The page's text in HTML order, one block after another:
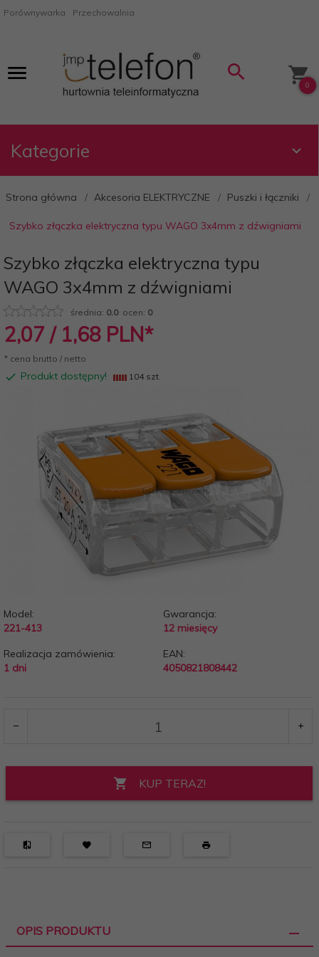
Porównywarka Przechowalnia
0
Kategorie
Strona główna Akcesoria ELEKTRYCZNE Puszki i łączniki
Szybko złączka elektryczna typu WAGO 3x4mm z dźwigniami
Szybko złączka elektryczna typu
WAGO 3x4mm z dźwigniami
średnia: 0.0ocen: 0
2,07 / 1,68 PLN*
* cena brutto / netto
Produkt dostępny! 104 szt.
Model:
221-413
Gwarancja:
12 miesięcy
Realizacja zamówienia:
1 dni
EAN:
4050821808442
KUP TERAZ!
OPIS PRODUKTU